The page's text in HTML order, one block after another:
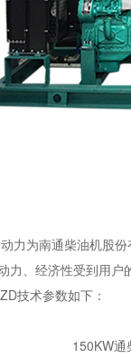
为南通柴油机股份
力、经济性受到用
技术参数如下：
150KW通